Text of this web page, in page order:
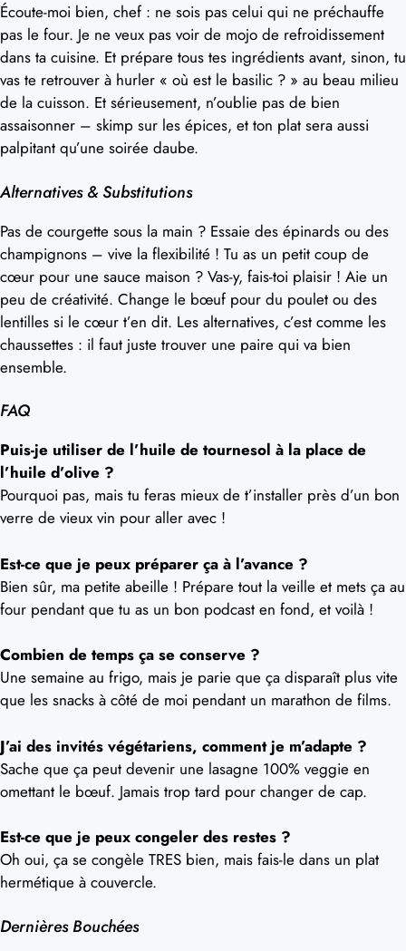
Écoute-moi bien, chef : ne sois pas celui qui ne préchauffe
pas le four. Je ne veux pas voir de mojo de refroidissement
dans ta cuisine. Et prépare tous tes ingrédients avant, sinon, tu
vas te retrouver à hurler « où est le basilic ? » au beau milieu
de la cuisson. Et sérieusement, n’oublie pas de bien
assaisonner – skimp sur les épices, et ton plat sera aussi
palpitant qu’une soirée daube.
Alternatives & Substitutions
Pas de courgette sous la main ? Essaie des épinards ou des
champignons – vive la flexibilité ! Tu as un petit coup de
cœur pour une sauce maison ? Vas-y, fais-toi plaisir ! Aie un
peu de créativité. Change le bœuf pour du poulet ou des
lentilles si le cœur t’en dit. Les alternatives, c’est comme les
chaussettes : il faut juste trouver une paire qui va bien
ensemble.
FAQ
Puis-je utiliser de l’huile de tournesol à la place de
l’huile d’olive ?
Pourquoi pas, mais tu feras mieux de t’installer près d’un bon
verre de vieux vin pour aller avec !
Est-ce que je peux préparer ça à l’avance ?
Bien sûr, ma petite abeille ! Prépare tout la veille et mets ça au
four pendant que tu as un bon podcast en fond, et voilà !
Combien de temps ça se conserve ?
Une semaine au frigo, mais je parie que ça disparaît plus vite
que les snacks à côté de moi pendant un marathon de films.
J’ai des invités végétariens, comment je m’adapte ?
Sache que ça peut devenir une lasagne 100% veggie en
omettant le bœuf. Jamais trop tard pour changer de cap.
Est-ce que je peux congeler des restes ?
Oh oui, ça se congèle TRES bien, mais fais-le dans un plat
hermétique à couvercle.
Dernières Bouchées